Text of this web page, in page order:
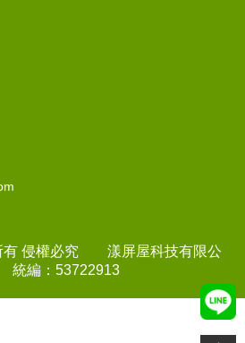
有 侵權必究 漾屏屋科技有限公
編：53722913